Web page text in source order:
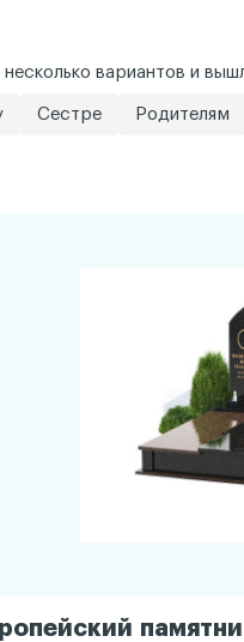
вариантов и
Сестре Родителям